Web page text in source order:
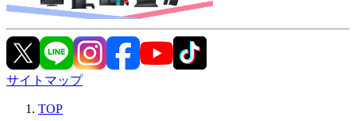
サイトマップ
TOP